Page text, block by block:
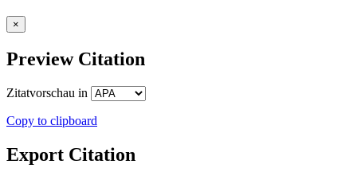
×
Preview Citation
Zitatvorschau in
Copy to clipboard
Export Citation